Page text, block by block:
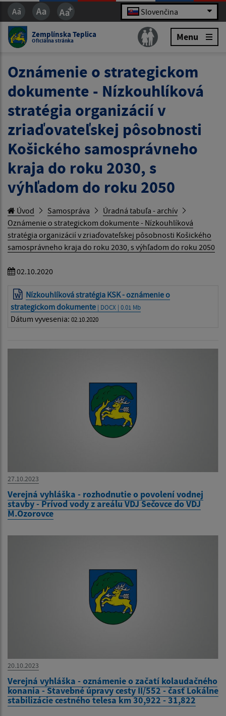
Slovenčina
Zemplínska Teplica
Oficiálna stránka Menu
Oznámenie o strategickom
dokumente - Nízkouhlíková
stratégia organizácií v
zriaďovateľskej pôsobnosti
Košického samosprávneho
kraja do roku 2030, s
výhľadom do roku 2050
Úvod Samospráva
Úradná tabuľa - archív
Oznámenie o strategickom dokumente - Nízkouhlíková
stratégia organizácií v zriaďovateľskej pôsobnosti Košického
samosprávneho kraja do roku 2030, s výhľadom do roku 2050
02.10.2020
Nízkouhlíková stratégia KSK - oznámenie o
strategickom dokumente | DOCX | 0.01 Mb
Dátum vyvesenia: 02.10.2020
27.10.2023
Verejná vyhláška - rozhodnutie o povolení vodnej
stavby - Prívod vody z areálu VDJ Sečovce do VDJ
M.Ozorovce
20.10.2023
Verejná vyhláška - oznámenie o začatí kolaudačného
konania - Stavebné úpravy cesty II/552 - časť Lokálne
stabilizácie cestného telesa km 30,922 - 31,822